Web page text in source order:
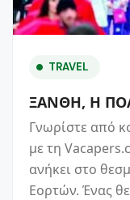
TRAVEL
ΞΑΝΘΗ, Η
Γνωρίστε από
με τη
ανήκει στο
Εορτών. Ένας